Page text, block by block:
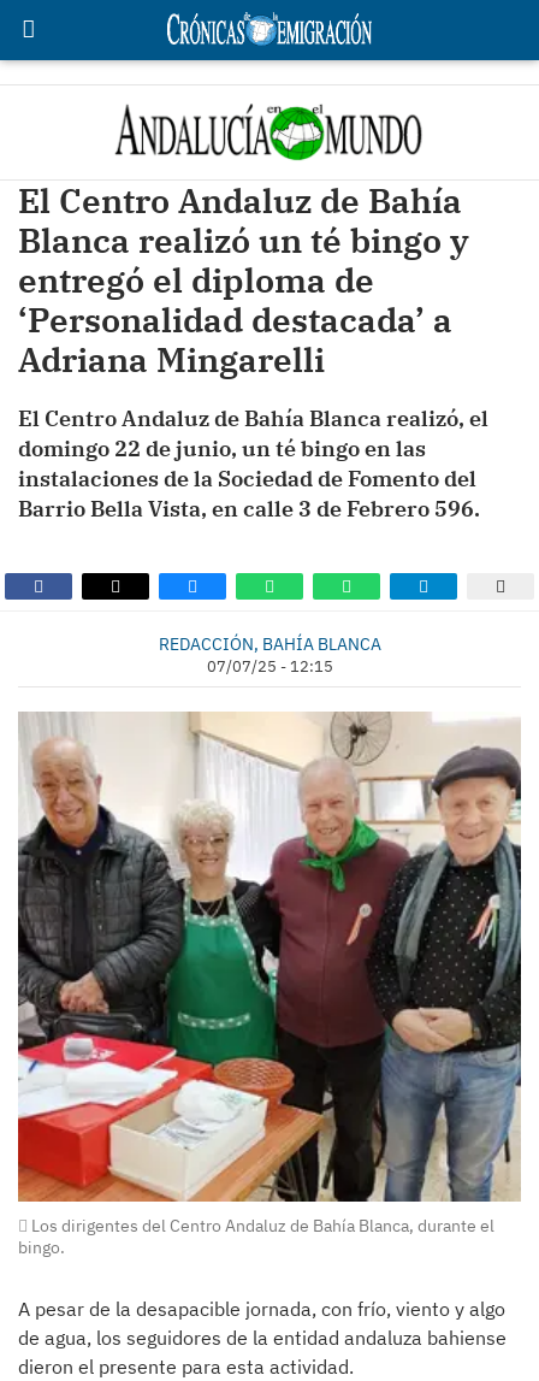
El Centro Andaluz de Bahía
Blanca realizó un té bingo y
entregó el diploma de
‘Personalidad destacada’ a
Adriana Mingarelli
El Centro Andaluz de Bahía Blanca realizó, el
domingo 22 de junio, un té bingo en las
instalaciones de la Sociedad de Fomento del
Barrio Bella Vista, en calle 3 de Febrero 596.
REDACCIÓN, BAHÍA BLANCA
07/07/25 - 12:15
Los dirigentes del Centro Andaluz de Bahía Blanca, durante el
bingo.
A pesar de la desapacible jornada, con frío, viento y algo
de agua, los seguidores de la entidad andaluza bahiense
dieron el presente para esta actividad.